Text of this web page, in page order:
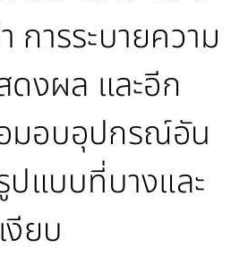
การระบายความ
ดงผล และอีก
มอบอุปกรณ์อัน
ปแบบที่บางและ
เงียบ